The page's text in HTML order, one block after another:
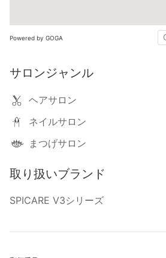
Powered by GOGA
サロンジャンル
ヘアサロン
ネイルサロン
まつげサロン
取り扱いブランド
SPICARE V3シリーズ